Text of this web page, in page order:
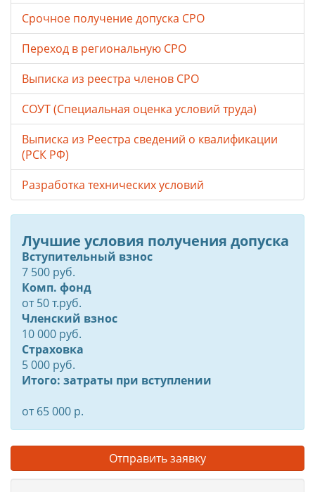
Срочное получение допуска СРО
Переход в региональную СРО
Выписка из реестра членов СРО
СОУТ (Специальная оценка условий труда)
Выписка из Реестра сведений о квалификации
(РСК РФ)
Разработка технических условий
Лучшие условия получения допуска
Вступительный взнос
7 500 руб.
Комп. фонд
от50т.руб.
Членский взнос
10 000 руб.
Страховка
5 000 руб.
Итого: затраты при вступлении
от 65 000 р.
Отправить заявку